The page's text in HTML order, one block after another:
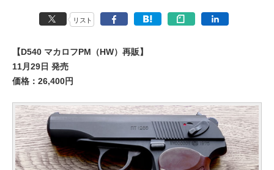
リスト
【D540 マカロフPM（HW）再販】
11月29日 発売
価格：26,400円